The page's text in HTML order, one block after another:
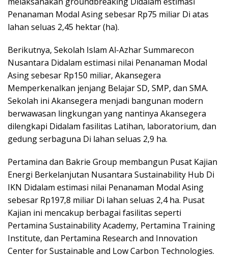
Penanaman Modal Asing sebesar Rp75 miliar Di atas
lahan seluas 2,45 hektar (ha).
Berikutnya, Sekolah Islam Al-Azhar Summarecon
Nusantara Didalam estimasi nilai Penanaman Modal
Asing sebesar Rp150 miliar, Akansegera
Memperkenalkan jenjang Belajar SD, SMP, dan SMA.
Sekolah ini Akansegera menjadi bangunan modern
berwawasan lingkungan yang nantinya Akansegera
dilengkapi Didalam fasilitas Latihan, laboratorium, dan
gedung serbaguna Di lahan seluas 2,9 ha.
Pertamina dan Bakrie Group membangun Pusat Kajian
Energi Berkelanjutan Nusantara Sustainability Hub Di
IKN Didalam estimasi nilai Penanaman Modal Asing
sebesar Rp197,8 miliar Di lahan seluas 2,4 ha. Pusat
Kajian ini mencakup berbagai fasilitas seperti
Pertamina Sustainability Academy, Pertamina Training
Institute, dan Pertamina Research and Innovation
Center for Sustainable and Low Carbon Technologies.